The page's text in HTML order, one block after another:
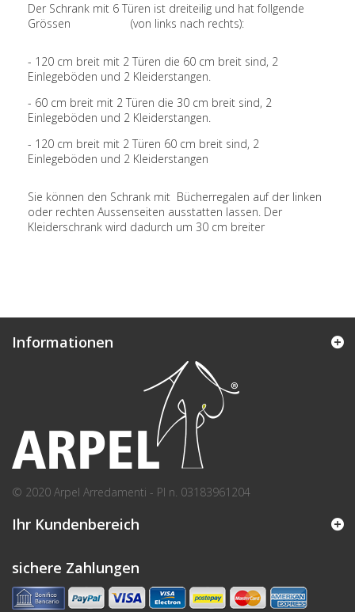
Der Schrank mit 6 Türen ist dreiteilig und hat follgende
Grössen (von links nach rechts):
- 120 cm breit mit 2 Türen die 60 cm breit sind, 2
Einlegeböden und 2 Kleiderstangen.
- 60 cm breit mit 2 Türen die 30 cm breit sind, 2
Einlegeböden und 2 Kleiderstangen.
- 120 cm breit mit 2 Türen 60 cm breit sind, 2
Einlegeböden und 2 Kleiderstangen
Sie können den Schrank mit Bücherregalen auf der linken
oder rechten Aussenseiten ausstatten lassen. Der
Kleiderschrank wird dadurch um 30 cm breiter
Informationen
© 2020 Arpel Arredamenti - PI n. 03183961204
Ihr Kundenbereich
sichere Zahlungen